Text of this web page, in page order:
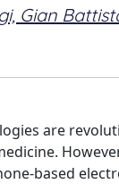
Gian
are
based